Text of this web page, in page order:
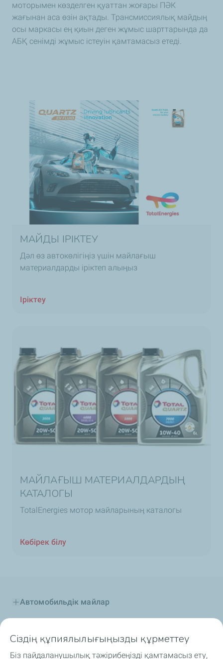
моторымен көзделген қуаттан жоғары ПӘК
жағынан аса өзін ақтады. Трансмиссиялық майдың
осы маркасы ең қиын деген жұмыс шарттарында да
АБҚ сенімді жұмыс істеуін қамтамасыз етеді.
МАЙДЫ ІРІКТЕУ
Дәл өз автокөлігіңіз үшін майлағыш
материалдарды іріктеп алыңыз
Іріктеу
МАЙЛАҒЫШ МАТЕРИАЛДАРДЫҢ
КАТАЛОГЫ
TotalEnergies мотор майларының каталогы
Көбірек білу
Автомобильдік майлар
Отын қоспалар
Сіздің құпиялылығыңызды құрметтеу
Біз пайдаланушылық тәжірибеңізді қамтамасыз ету,